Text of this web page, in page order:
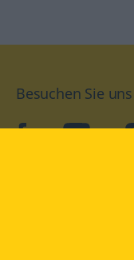
Besuchen Sie
facebookYouTube